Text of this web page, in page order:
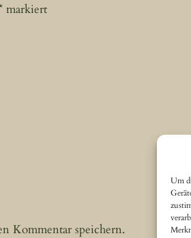
Um
markiert
Kommentar speichern.